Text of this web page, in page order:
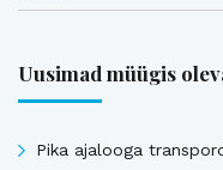
Uusimad müügis
Pika ajalooga